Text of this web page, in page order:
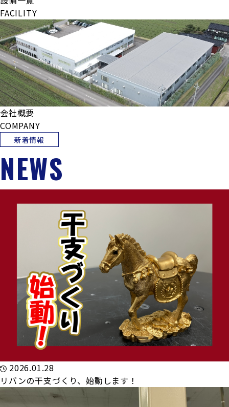
FACILITY
会社概要
COMPANY
新着情報
NEWS
2026.01.28
リバンの干支づくり、始動します！